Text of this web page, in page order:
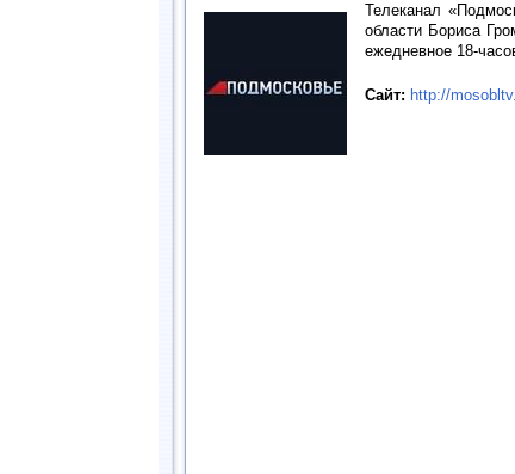
Телеканал
области Бориса
ежедневное 18-
Сайт: http://